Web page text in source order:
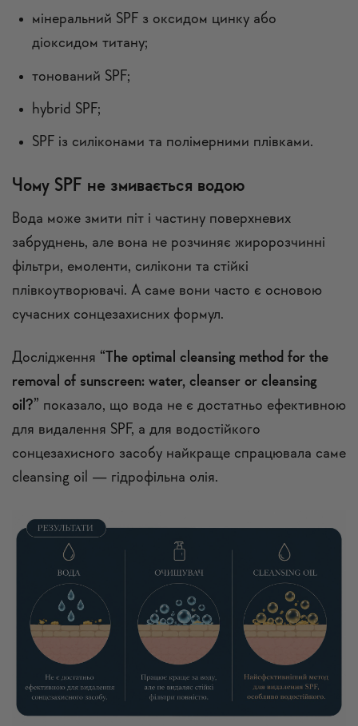
мінеральний SPF з оксидом цинку або
діоксидом титану;
тонований SPF;
hybrid SPF;
SPF із силіконами та полімерними плівками.
Чому SPF не змивається водою
Вода може змити піт і частину поверхневих
забруднень, але вона не розчиняє жиророзчинні
фільтри, емоленти, силікони та стійкі
плівкоутворювачі. А саме вони часто є основою
сучасних сонцезахисних формул.
Дослідження “The optimal cleansing method for the
removal of sunscreen: water, cleanser or cleansing
oil?” показало, що вода не є достатньо ефективною
для видалення SPF, а для водостійкого
сонцезахисного засобу найкраще спрацювала саме
cleansing oil — гідрофільна олія.